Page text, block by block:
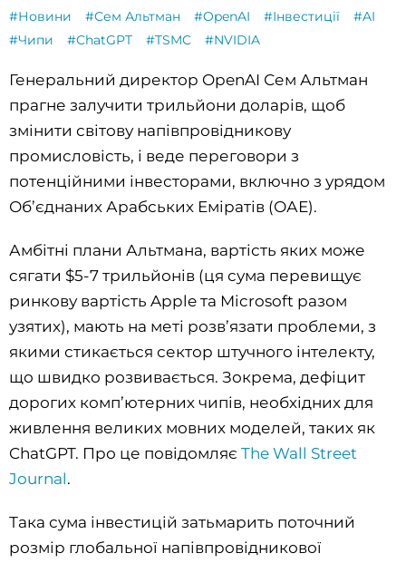
#Новини #Сем Альтман #OpenAI #Інвестиції
#AI
#Чипи
#ChatGPT #TSMC #NVIDIA
Генеральний директор OpenAI Сем Альтман
прагне залучити трильйони доларів, щоб
змінити світову напівпровідникову
промисловість, і веде переговори з
потенційними інвесторами, включно з урядом
Об’єднаних Арабських Еміратів (ОАЕ).
Амбітні плани Альтмана, вартість яких може
сягати $5-7 трильйонів (ця сума перевищує
ринкову вартість Apple та Microsoft разом
узятих), мають на меті розв’язати проблеми, з
якими стикається сектор штучного інтелекту,
що швидко розвивається. Зокрема, дефіцит
дорогих комп’ютерних чипів, необхідних для
живлення великих мовних моделей, таких як
ChatGPT. Про це повідомляє The Wall Street
Journal.
Така сума інвестицій затьмарить поточний
розмір глобальної напівпровідникової